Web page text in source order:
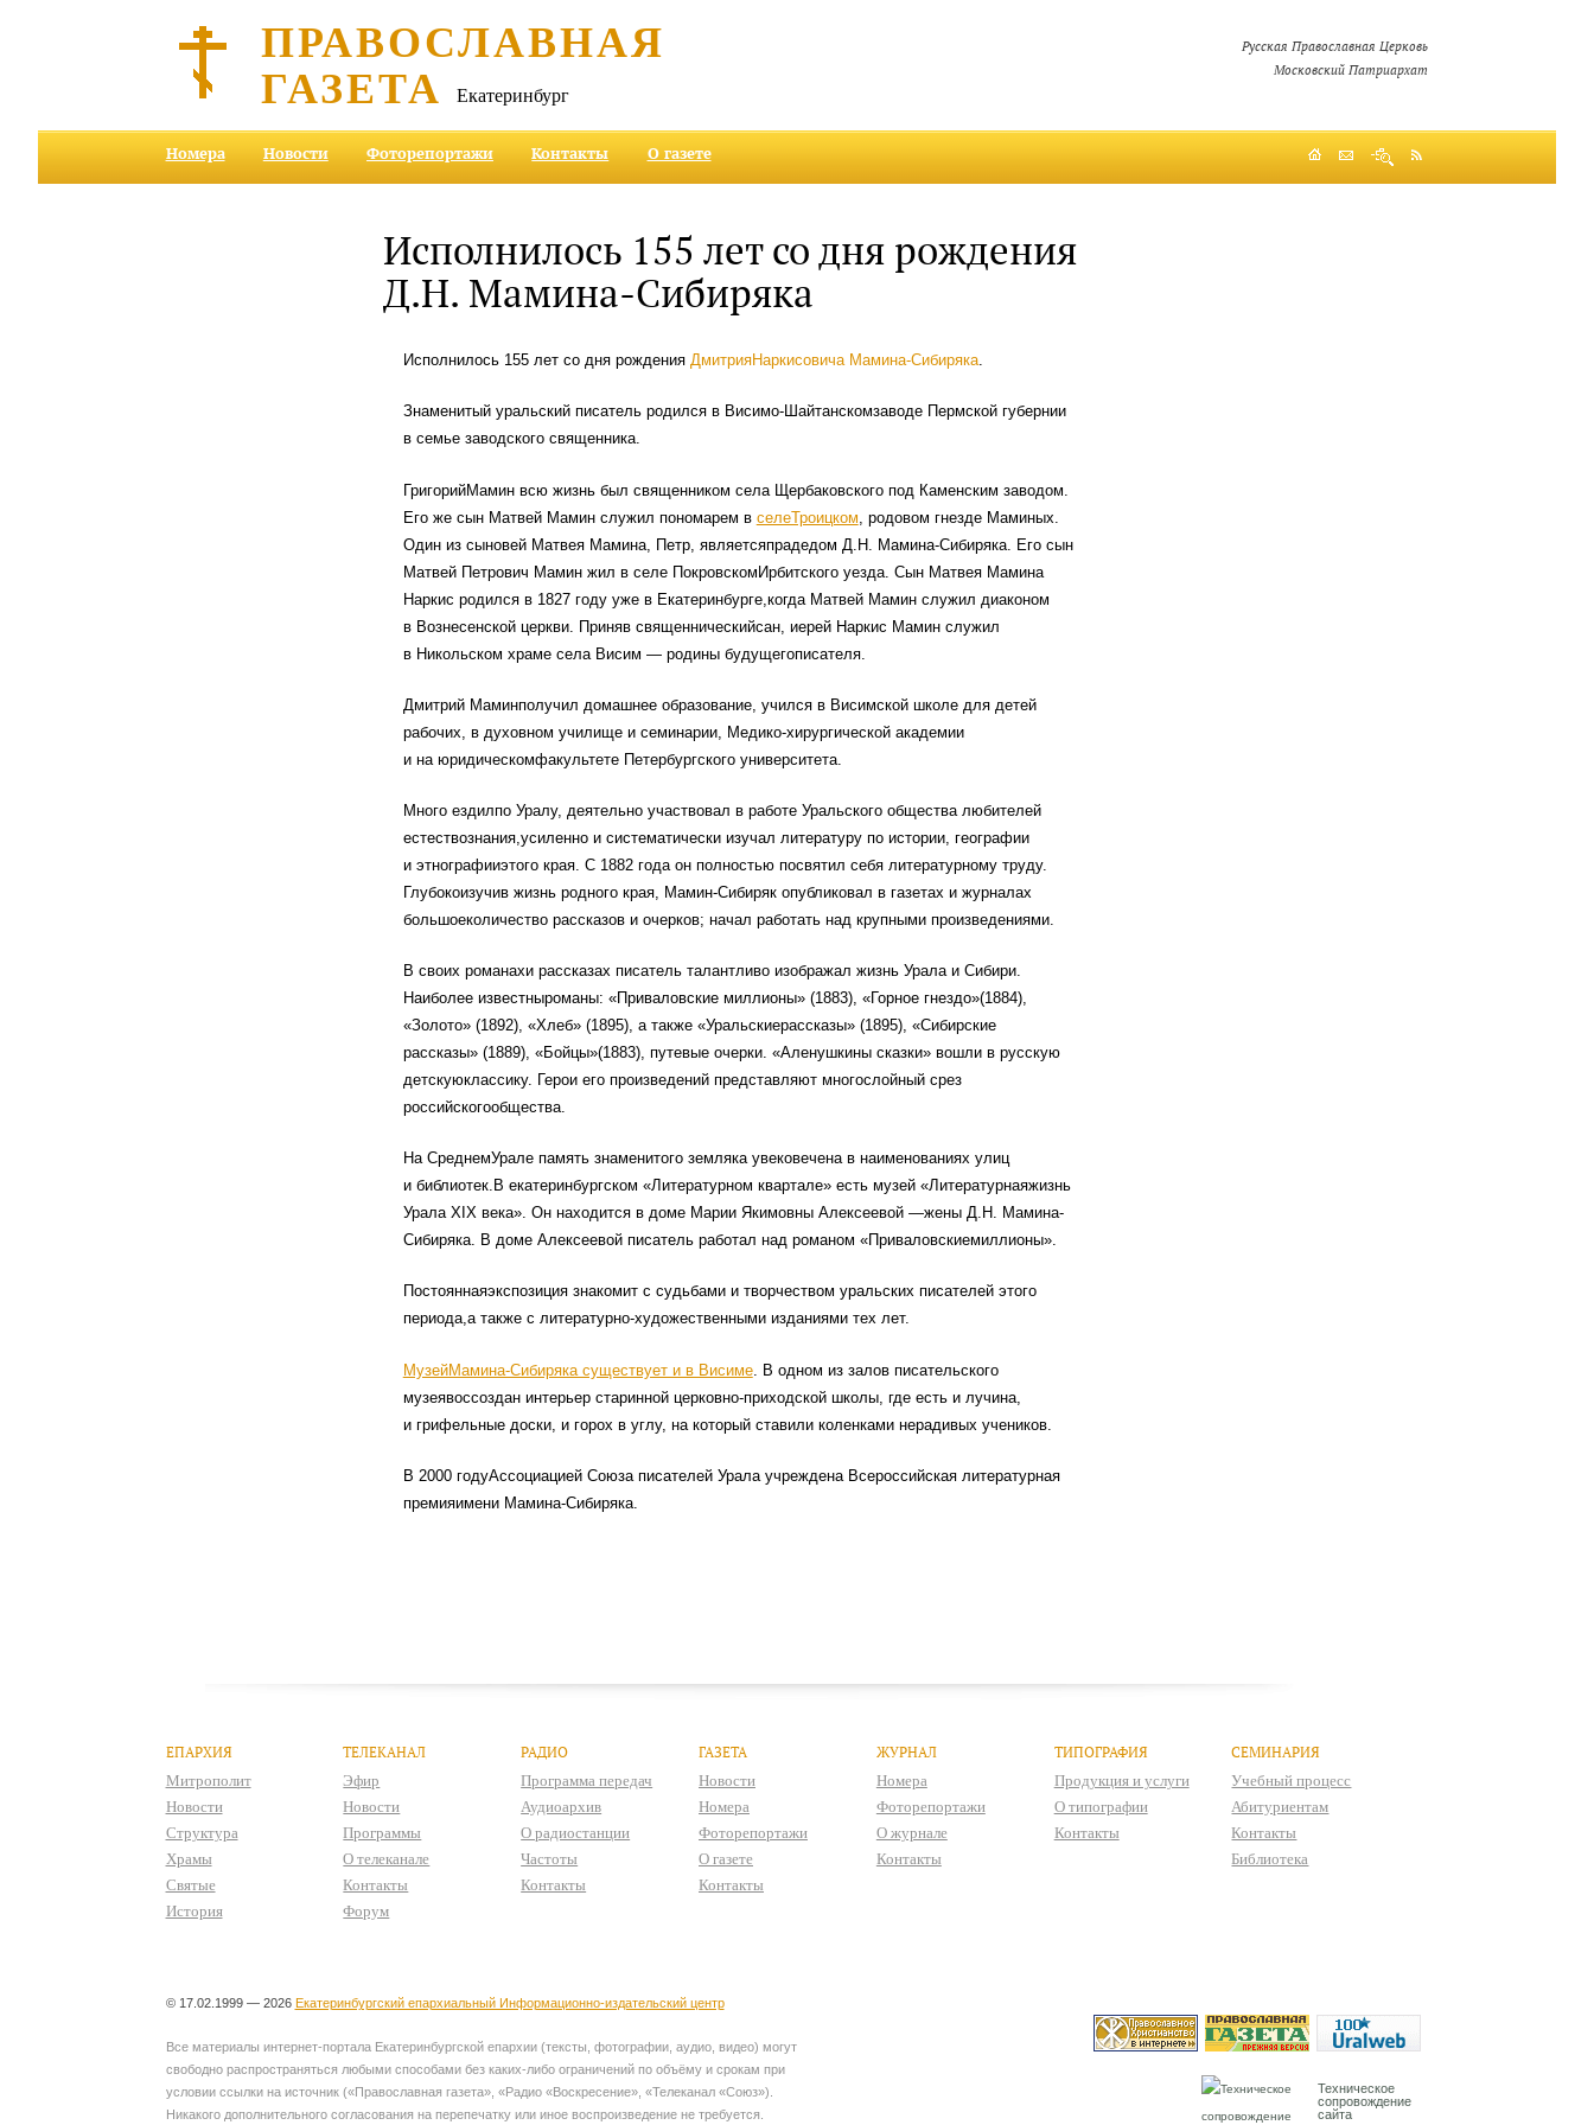
ПРАВОСЛАВНАЯ
ГАЗЕТА Екатеринбург
Русская Православная Церковь
Московский Патриархат
Номера Новости Фоторепортажи Контакты О газете
Исполнилось 155 лет со дня рождения
Д.Н. Мамина-Сибиряка
Исполнилось 155 лет со дня рождения ДмитрияНаркисовича Мамина-Сибиряка.
Знаменитый уральский писатель родился в Висимо-Шайтанскомзаводе Пермской губернии
в семье заводского священника.
ГригорийМамин всю жизнь был священником села Щербаковского под Каменским заводом.
Его же сын Матвей Мамин служил пономарем в селеТроицком , родовом гнезде Маминых.
Один из сыновей Матвея Мамина, Петр, являетсяпрадедом Д.Н. Мамина-Сибиряка. Его сын
Матвей Петрович Мамин жил в селе ПокровскомИрбитского уезда. Сын Матвея Мамина
Наркис родился в 1827 году уже в Екатеринбурге,когда Матвей Мамин служил диаконом
в Вознесенской церкви. Приняв священническийсан, иерей Наркис Мамин служил
в Никольском храме села Висим — родины будущегописателя.
Дмитрий Маминполучил домашнее образование, учился в Висимской школе для детей
рабочих, в духовном училище и семинарии, Медико-хирургической академии
и на юридическомфакультете Петербургского университета.
Много ездилпо Уралу, деятельно участвовал в работе Уральского общества любителей
естествознания,усиленно и систематически изучал литературу по истории, географии
и этнографииэтого края. С 1882 года он полностью посвятил себя литературному труду.
Глубокоизучив жизнь родного края, Мамин-Сибиряк опубликовал в газетах и журналах
большоеколичество рассказов и очерков; начал работать над крупными произведениями.
В своих романахи рассказах писатель талантливо изображал жизнь Урала и Сибири.
Наиболее известныроманы: «Приваловские миллионы» (1883), «Горное гнездо»(1884),
«Золото» (1892), «Хлеб» (1895), а также «Уральскиерассказы» (1895), «Сибирские
рассказы» (1889), «Бойцы»(1883), путевые очерки. «Аленушкины сказки» вошли в русскую
детскуюклассику. Герои его произведений представляют многослойный срез
российскогообщества.
На СреднемУрале память знаменитого земляка увековечена в наименованиях улиц
и библиотек.В екатеринбургском «Литературном квартале» есть музей «Литературнаяжизнь
Урала XIX века». Он находится в доме Марии Якимовны Алексеевой —жены Д.Н. Мамина-
Сибиряка. В доме Алексеевой писатель работал над романом «Приваловскиемиллионы».
Постояннаяэкспозиция знакомит с судьбами и творчеством уральских писателей этого
периода,а также с литературно-художественными изданиями тех лет.
МузейМамина-Сибиряка существует и в Висиме. В одном из залов писательского
музеявоссоздан интерьер старинной церковно-приходской школы, где есть и лучина,
и грифельные доски, и горох в углу, на который ставили коленками нерадивых учеников.
В 2000 годуАссоциацией Союза писателей Урала учреждена Всероссийская литературная
премияимени Мамина-Сибиряка.
ЕПАРХИЯ
Митрополит
Новости
Структура
Храмы
Святые
История
ТЕЛЕКАНАЛ
Эфир
Новости
Программы
О телеканале
Контакты
Форум
РАДИО
Программа передач
Аудиоархив
О радиостанции
Частоты
Контакты
ГАЗЕТА
Новости
Номера
Фоторепортажи
О газете
Контакты
ЖУРНАЛ
Номера
Фоторепортажи
О журнале
Контакты
ТИПОГРАФИЯ
Продукция и услуги
О типографии
Контакты
СЕМИНАРИЯ
Учебный процесс
Абитуриентам
Контакты
Библиотека
© 17.02.1999 — 2026 Екатеринбургский епархиальный Информационно-издательский центр
Все материалы интернет-портала Екатеринбургской епархии (тексты, фотографии, аудио, видео) могут
свободно распространяться любыми способами без каких-либо ограничений по объёму и срокам при
условии ссылки на источник («Православная газета», «Радио «Воскресение», «Телеканал «Союз»).
Никакого дополнительного согласования на перепечатку или иное воспроизведение не требуется.
Техническое
сопровождение
сайта